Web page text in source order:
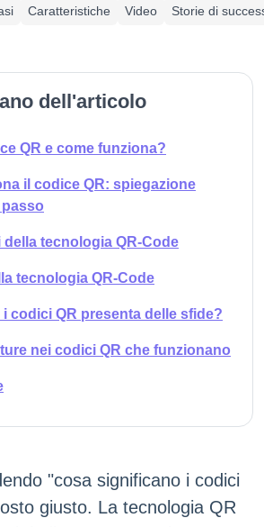
Caratteristiche Video Storie di
dell'articolo
QR e come funziona?
il codice QR: spiegazione
tecnologia QR-Code
tecnologia QR-Code
i codici QR presenta delle sfide?
nei codici QR che funzionano
"cosa significano i codici
giusto. La tecnologia QR